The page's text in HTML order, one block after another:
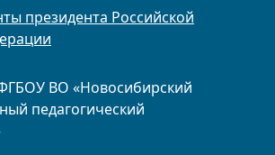
ВО «Новосибирский
педагогический
президента Российской